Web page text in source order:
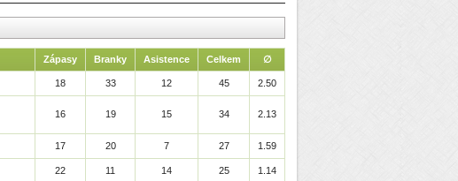
Zápasy Branky Asistence Celkem ∅
18 33 12 45 2.50
16 19 15 34 2.13
17 20 7 27 1.59
22 11 14 25 1.14